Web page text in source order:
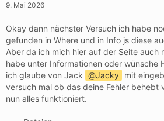
9. Mai 2026
Okay dann nächster Versuch ich habe
gefunden in Where und in Info js diese
Aber da ich mich hier auf der Seite auch
habe unter Informationen oder wünsche
ich glaube von Jack
Jacky mit
versuch mal ob das deine Fehler behebt
nun alles funktioniert.